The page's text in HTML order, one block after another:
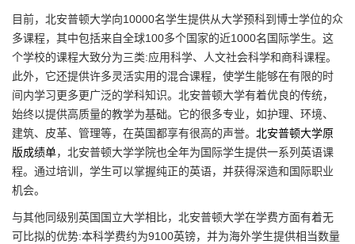
目前，北安普顿大学向10000名学生提供从大学预科到博士学位的众
多课程，其中包括来自全球100多个国家的近1000名国际学生。这
个学校的课程大致分为三类:应用科学、人文社会科学和商科课程。
此外，它还提供许多灵活实用的混合课程，使学生能够在有限的时
间内学习更多更广泛的学科知识。北安普顿大学有着优良的传统，
始终以提供高质量的教学为基础。它的很多专业，如护理、环境、
建筑、皮革、管理等，在英国都享有很高的声誉。 北安普顿大学原
版成绩单，北安普顿大学学院也全年为国际学生提供一系列英语课
程。通过培训，学生可以掌握纯正的英语，并获得深造和国际职业
机会。
与其他同级别英国国立大学相比，北安普顿大学在学费方面有着无
可比拟的优势:本科学费约为9100英镑，并为海外学生提供相当数量